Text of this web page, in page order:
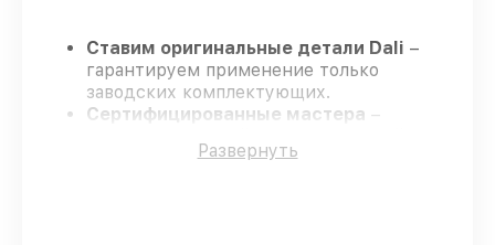
Ставим оригинальные детали Dali –
гарантируем применение только
заводских комплектующих.
Сертифицированные мастера –
навыков, что подтверждает уровень их
Развернуть